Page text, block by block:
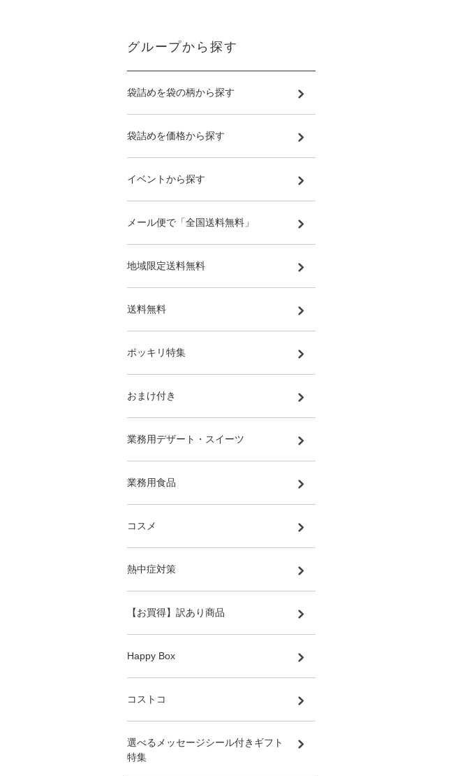
グループから探す
袋詰めを袋の柄から探す
袋詰めを価格から探す
イベントから探す
メール便で「全国送料無料」
地域限定送料無料
送料無料
ポッキリ特集
おまけ付き
業務用デザート・スイーツ
業務用食品
コスメ
熱中症対策
【お買得】訳あり商品
Happy Box
コストコ
選べるメッセージシール付きギフト
特集